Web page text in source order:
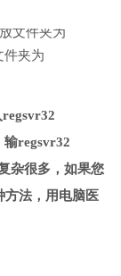
文件夹为
件夹为
输regsvr32
杂很多，如果您
方法，用电脑医